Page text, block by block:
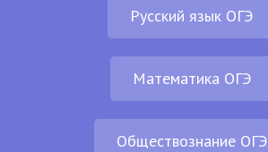
Русский язык ОГЭ
Математика ОГЭ
Обществознание ОГЭ